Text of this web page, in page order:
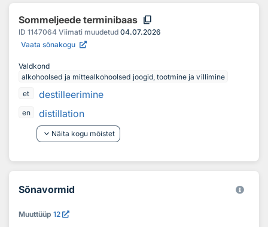
Sommeljeede terminibaas content_copy
ID 1147064 Viimati muudetud 04.07.2026
Vaata sõnakogu
Valdkond
alkohoolsed ja mittealkohoolsed joogid, tootmine ja villimine
et
destilleerimine
en
distillation
keyboard_arrow_down Näita kogu mõistet
Sõnavormid
Muuttüüp 12